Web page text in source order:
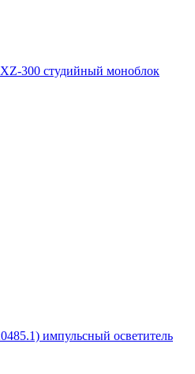
300 студийный моноблок
импульсный осветитель